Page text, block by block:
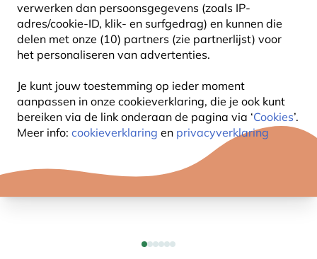
verwerken dan persoonsgegevens (zoals IP-
adres/cookie-ID, klik- en surfgedrag) en kunnen die
delen met onze (10) partners (zie partnerlijst) voor
het personaliseren van advertenties.
Je kunt jouw toestemming op ieder moment
aanpassen in onze cookieverklaring, die je ook kunt
bereiken via de link onderaan de pagina via ‘Cookies’.
Meer info: cookieverklaring en privacyverklaring